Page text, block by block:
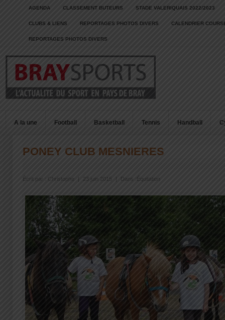
AGENDA CLASSEMENT BUTEURS STADE VALERIQUAIS 2022/2023
CLUBS & LIENS REPORTAGES PHOTOS DIVERS CALENDRIER
REPORTAGES PHOTOS DIVERS
A la une Football Basketball Tennis Handball
PONEY CLUB MESNIERES
Écrit par : Christophe 23 juin 2015 Dans : Équitation